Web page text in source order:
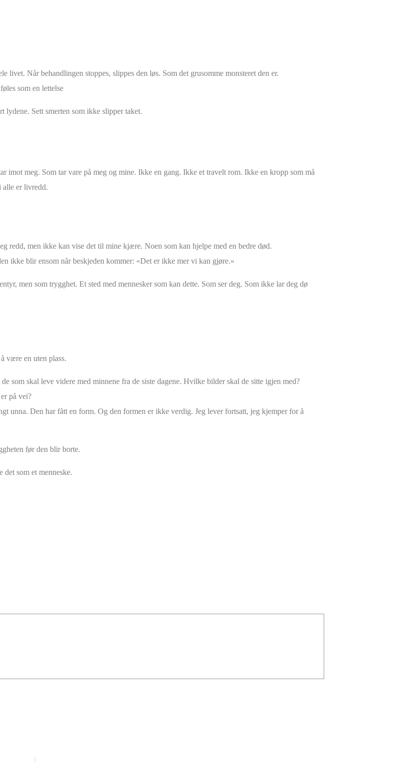
Når behandlingen stoppes, slippes den løs. Som det grusomme monsteret den er.
som en lettelse
lydene. Sett smerten som ikke slipper taket.
imot meg. Som tar vare på meg og mine. Ikke en gang. Ikke et travelt rom. Ikke en kropp som må
alle er livredd.
redd, men ikke kan vise det til mine kjære. Noen som kan hjelpe med en bedre død.
ikke blir ensom når beskjeden kommer: «Det er ikke mer vi kan gjøre.»
men som trygghet. Et sted med mennesker som kan dette. Som ser deg. Som ikke lar deg dø
være en uten plass.
som skal leve videre med minnene fra de siste dagene. Hvilke bilder skal de sitte igjen med?
på vei?
unna. Den har fått en form. Og den formen er ikke verdig. Jeg lever fortsatt, jeg kjemper for å
før den blir borte.
som et menneske.